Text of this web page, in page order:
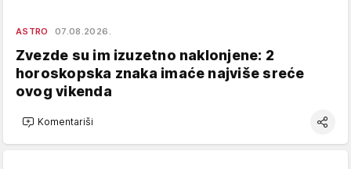
ASTRO 07.08.2026.
Zvezde su im izuzetno naklonjene: 2
horoskopska znaka imaće najviše sreće
ovog vikenda
Komentariši